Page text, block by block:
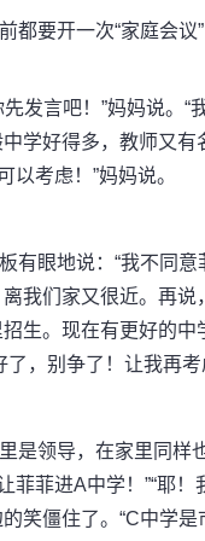
要开一次“家庭会议”
言吧！”妈妈说。“
学好得多，教师又
以考虑！”妈妈说。
眼地说：“我不同意
我们家又很近。再说
生。现在有更好的中
，别争了！让我再考
领导，在家里同样
菲菲进A中学！”“耶
笑僵住了。“C中学